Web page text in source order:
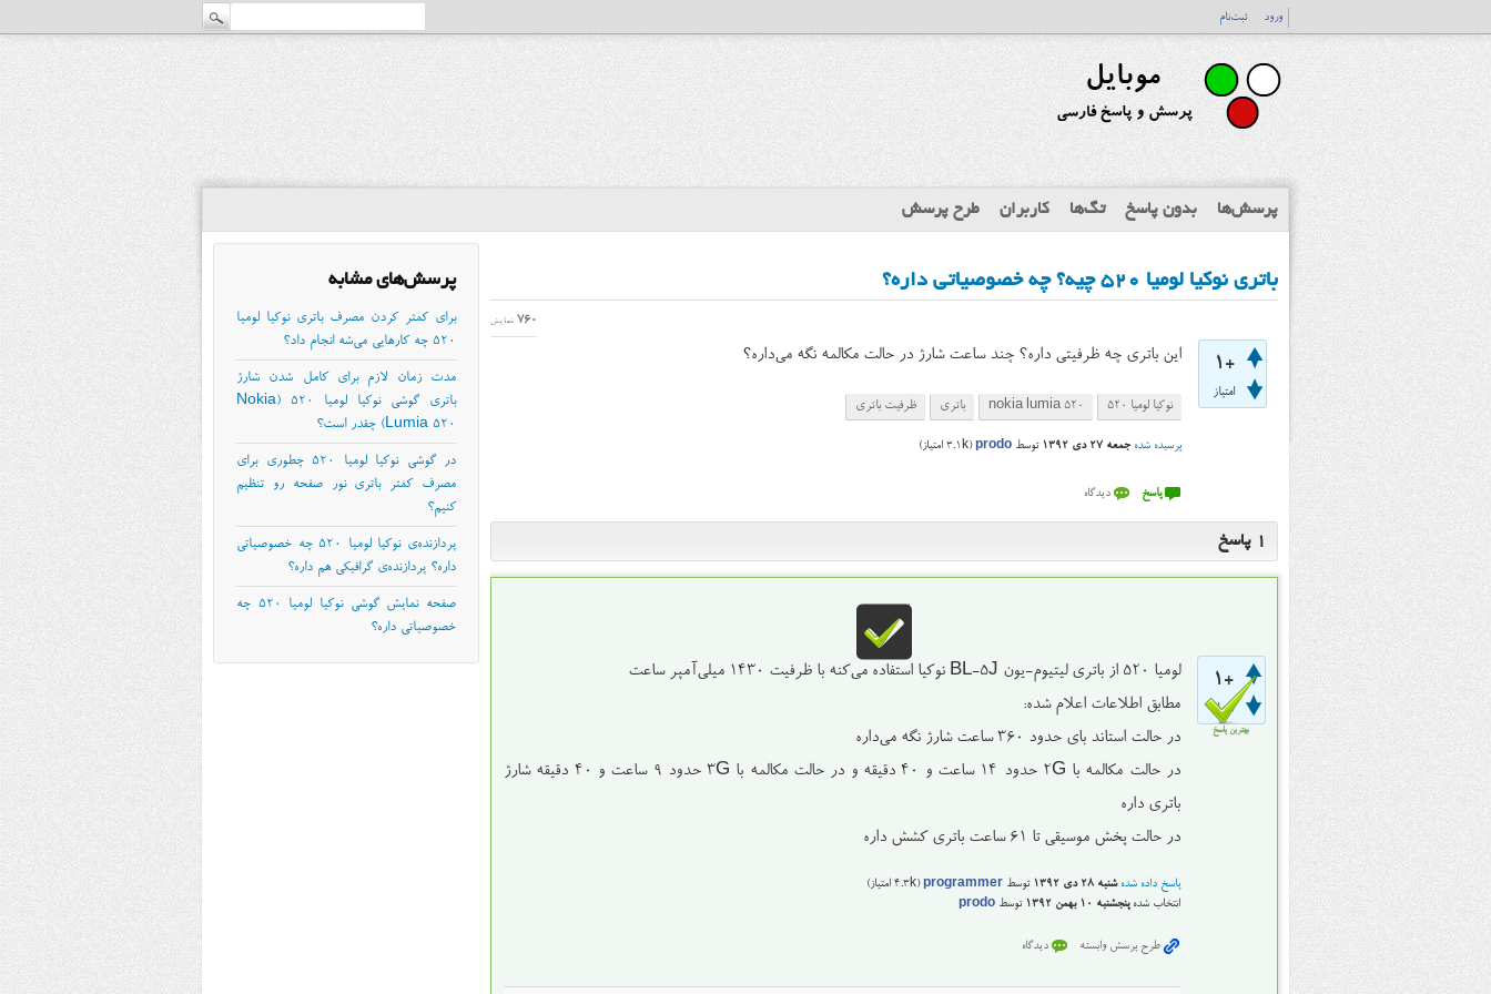
ورود ثبت‌نام
پرسش‌ها بدون پاسخ تگ‌ها کاربران طرح پرسش
پرسش‌های مشابه
برای کمتر کردن مصرف باتری نوکیا لومیا
۵۲۰ چه کارهایی می‌شه انجام داد؟
مدت زمان لازم برای کامل شدن شارژ
باتری گوشی نوکیا لومیا ۵۲۰ (Nokia
Lumia 520) چقدر است؟
در گوشی نوکیا لومیا ۵۲۰ چطوری برای
مصرف کمتر باتری نور صفحه رو تنظیم
کنیم؟
پردازنده‌ی نوکیا لومیا ۵۲۰ چه خصوصیاتی
داره؟ پردازنده‌ی گرافیکی هم داره؟
صفحه نمایش گوشی نوکیا لومیا ۵۲۰ چه
خصوصیاتی داره؟
باتری نوکیا لومیا ۵۲۰ چیه؟ چه خصوصیاتی داره؟
+1
امتیاز
760 نمایش
این باتری چه ظرفیتی داره؟ چند ساعت شارژ‌ در حالت مکالمه نگه می‌داره؟
نوکیا لومیا ۵۲۰ nokia lumia 520 باتری ظرفیت باتری
پرسیده شده جمعه ۲۷ دی ۱۳۹۲ توسط prodo
(
3.1k امتیاز)
1 پاسخ
+1
امتیاز
بهترین پاسخ
لومیا ۵۲۰ از باتری لیتیوم-یون BL-5J نوکیا استفاده می‌کنه با ظرفیت ۱۴۳۰ میلی‌آمپر ساعت
مطابق اطلاعات اعلام شده:
در حالت استاند بای حدود ۳۶۰ ساعت شارژ نگه می‌داره
در حالت مکالمه با 2G حدود ۱۴ ساعت و ۴۰ دقیقه و در حالت مکالمه با 3G حدود ۹ ساعت و ۴۰ دقیقه شارژ
باتری داره
در حالت پخش موسیقی تا ۶۱ ساعت باتری کشش داره
پاسخ داده شده شنبه ۲۸ دی ۱۳۹۲ توسط programmer
(
4.3k امتیاز)
انتخاب شده پنجشنبه ۱۰ بهمن ۱۳۹۲ توسط prodo